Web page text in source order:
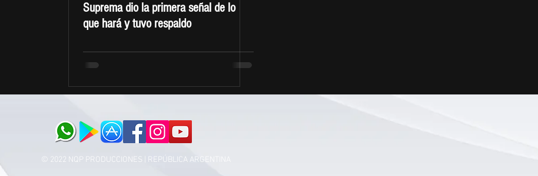
Suprema dio la primera señal de lo
que hará y tuvo respaldo
© 2022 NQP PRODUCCIONES | REPÚBLICA ARGENTINA